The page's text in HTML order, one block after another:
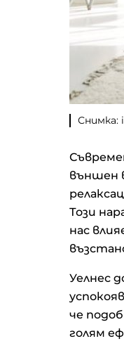
Снимка:
външен
Този
нас
Уелнес
че
голям